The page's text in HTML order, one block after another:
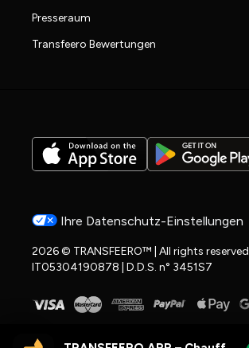
Presseraum
Transfeero Bewertungen
Ihre Datenschutz-Einstellungen
2026 © TRANSFEERO™ | All rights reserved |
IT05304190878 | D.D.S. n° 3451S7